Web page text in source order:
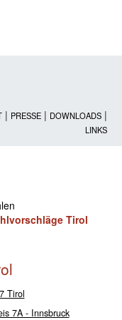
| PRESSE | DOWNLOADS |
LINKS
Tirol
Tirol
7A - Innsbruck